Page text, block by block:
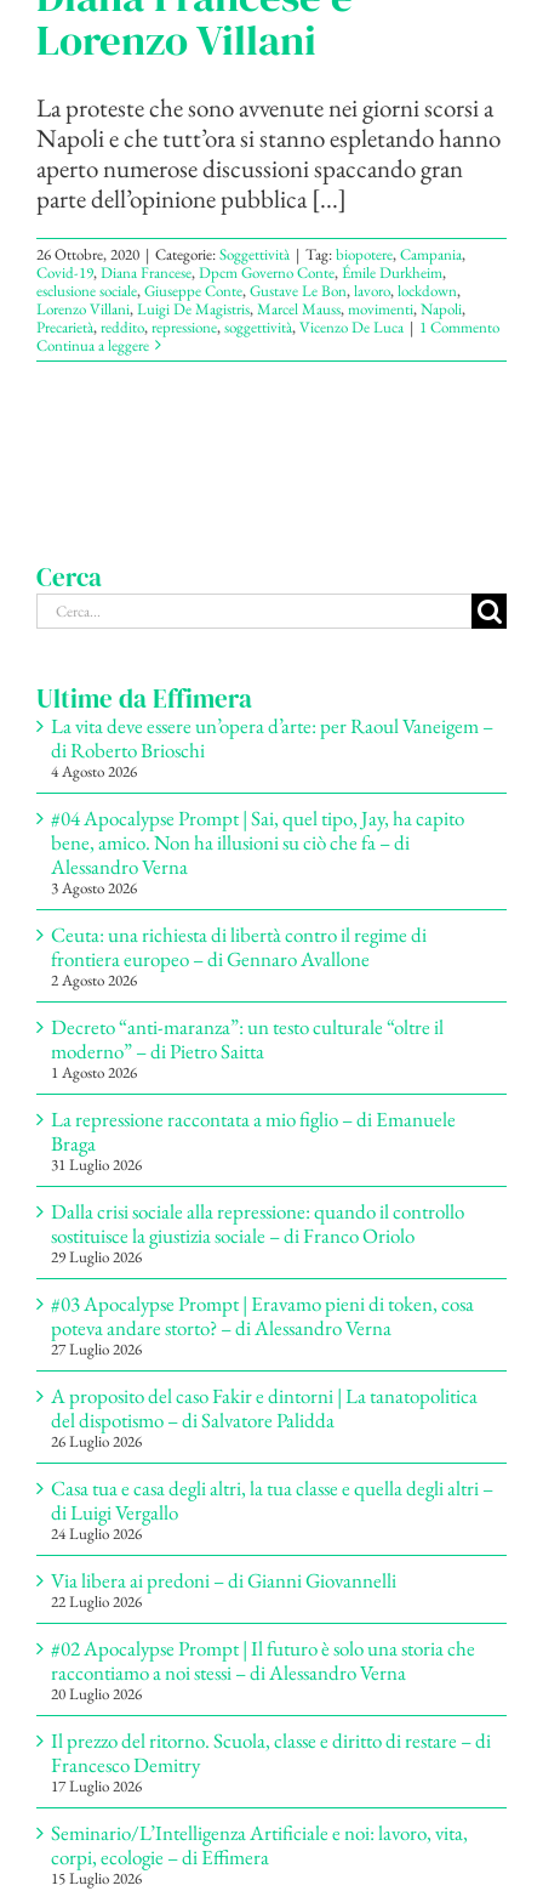
Lorenzo Villani
La proteste che sono avvenute nei giorni scorsi a
Napoli e che tutt’ora si stanno espletando hanno
aperto numerose discussioni spaccando gran
parte dell’opinione pubblica [...]
26 Ottobre, 2020 | Categorie:Soggettività | Tag:biopotere,Campania,
Covid-19,Diana Francese,Dpcm Governo Conte,Émile Durkheim,
esclusione sociale,Giuseppe Conte,Gustave Le Bon,lavoro,lockdown,
Lorenzo Villani,Luigi De Magistris,Marcel Mauss,movimenti,Napoli,
Precarietà,reddito,repressione,soggettività,Vicenzo De Luca | 1 Commento
Continua a leggere
Cerca
Cerca
per:
Ultime da Effimera
La vita deve essere un’opera d’arte: per Raoul Vaneigem –
di Roberto Brioschi
4 Agosto 2026
#04 Apocalypse Prompt | Sai, quel tipo, Jay, ha capito
bene, amico. Non ha illusioni su ciò che fa – di
Alessandro Verna
3 Agosto 2026
Ceuta: una richiesta di libertà contro il regime di
frontiera europeo – di Gennaro Avallone
2 Agosto 2026
Decreto “anti-maranza”: un testo culturale “oltre il
moderno” – di Pietro Saitta
1 Agosto 2026
La repressione raccontata a mio figlio – di Emanuele
Braga
31 Luglio 2026
Dalla crisi sociale alla repressione: quando il controllo
sostituisce la giustizia sociale – di Franco Oriolo
29 Luglio 2026
#03 Apocalypse Prompt | Eravamo pieni di token, cosa
poteva andare storto? – di Alessandro Verna
27 Luglio 2026
A proposito del caso Fakir e dintorni | La tanatopolitica
del dispotismo – di Salvatore Palidda
26 Luglio 2026
Casa tua e casa degli altri, la tua classe e quella degli altri –
di Luigi Vergallo
24 Luglio 2026
Via libera ai predoni – di Gianni Giovannelli
22 Luglio 2026
#02 Apocalypse Prompt | Il futuro è solo una storia che
raccontiamo a noi stessi – di Alessandro Verna
20 Luglio 2026
Il prezzo del ritorno. Scuola, classe e diritto di restare – di
Francesco Demitry
17 Luglio 2026
Seminario/L’Intelligenza Artificiale e noi: lavoro, vita,
corpi, ecologie – di Effimera
15 Luglio 2026